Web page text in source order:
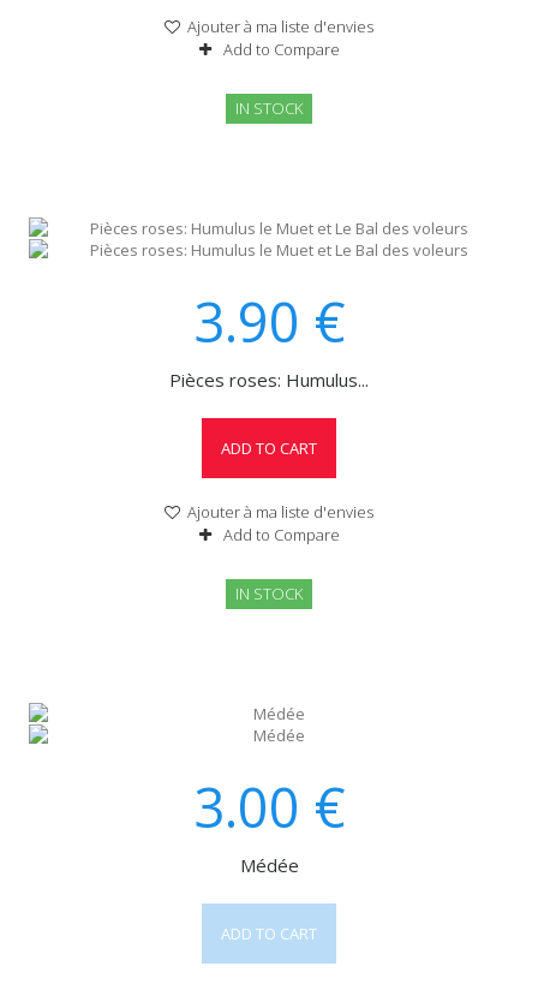
Ajouter à ma liste d'envies
Add to Compare
IN STOCK
3.90 €
Pièces roses: Humulus...
ADD TO CART
Ajouter à ma liste d'envies
Add to Compare
IN STOCK
3.00 €
Médée
ADD TO CART